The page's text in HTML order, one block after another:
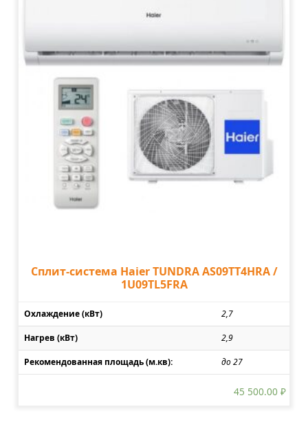
Сплит-система Haier TUNDRA AS09TT4HRA /
1U09TL5FRA
Охлаждение (кВт) 2,7
Нагрев (кВт) 2,9
Рекомендованная площадь (м.кв): до 27
45 500.00 ₽